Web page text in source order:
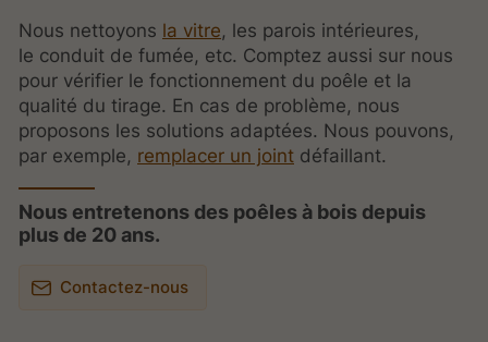
Nous nettoyons la vitre, les parois intérieures,
le conduit de fumée, etc. Comptez aussi sur nous
pour vérifier le fonctionnement du poêle et la
qualité du tirage. En cas de problème, nous
proposons les solutions adaptées. Nous pouvons,
par exemple, remplacer un joint défaillant.
Nous entretenons des poêles à bois depuis
plus de 20 ans.
Contactez-nous